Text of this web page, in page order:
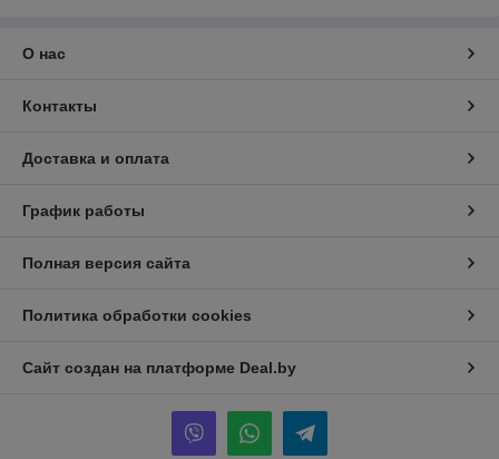
О нас
Контакты
Доставка и оплата
График работы
Полная версия сайта
Политика обработки cookies
Сайт создан на платформе Deal.by